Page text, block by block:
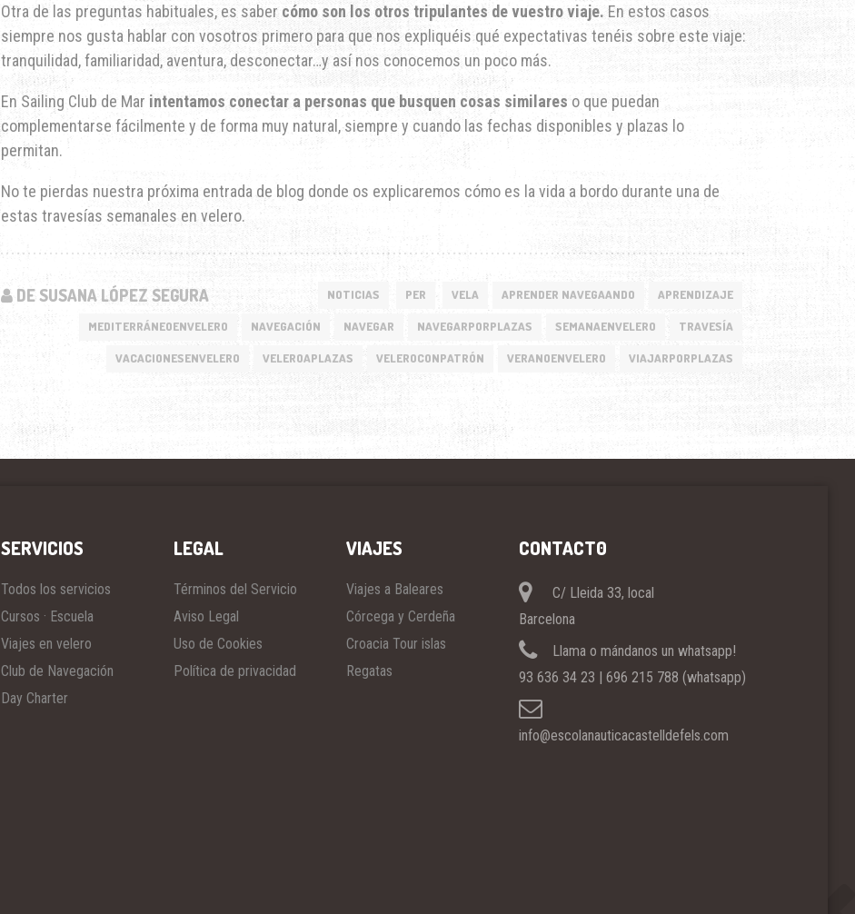
Otra de las preguntas habituales, es saber cómo son los otros tripulantes de vuestro viaje. En estos casos
siempre nos gusta hablar con vosotros primero para que nos expliquéis qué expectativas tenéis sobre este viaje:
tranquilidad, familiaridad, aventura, desconectar…y así nos conocemos un poco más.
En Sailing Club de Mar intentamos conectar a personas que busquen cosas similares o que puedan
complementarse fácilmente y de forma muy natural, siempre y cuando las fechas disponibles y plazas lo
permitan.
No te pierdas nuestra próxima entrada de blog donde os explicaremos cómo es la vida a bordo durante una de
estas travesías semanales en velero.
DE SUSANA LÓPEZ SEGURA NOTICIAS PER VELA APRENDER NAVEGAANDO APRENDIZAJE
MEDITERRÁNEOENVELERO NAVEGACIÓN NAVEGAR NAVEGARPORPLAZAS SEMANAENVELERO TRAVESÍA
VACACIONESENVELERO VELEROAPLAZAS VELEROCONPATRÓN VERANOENVELERO VIAJARPORPLAZAS
SERVICIOS
Todos los servicios
Cursos · Escuela
Viajes en velero
Club de Navegación
Day Charter
LEGAL
Términos del Servicio
Aviso Legal
Uso de Cookies
Política de privacidad
VIAJES
Viajes a Baleares
Córcega y Cerdeña
Croacia Tour islas
Regatas
CONTACT0
C/ Lleida 33, local
Barcelona
Llama o mándanos un whatsapp!
93 636 34 23 | 696 215 788 (whatsapp)
info@escolanauticacastelldefels.com